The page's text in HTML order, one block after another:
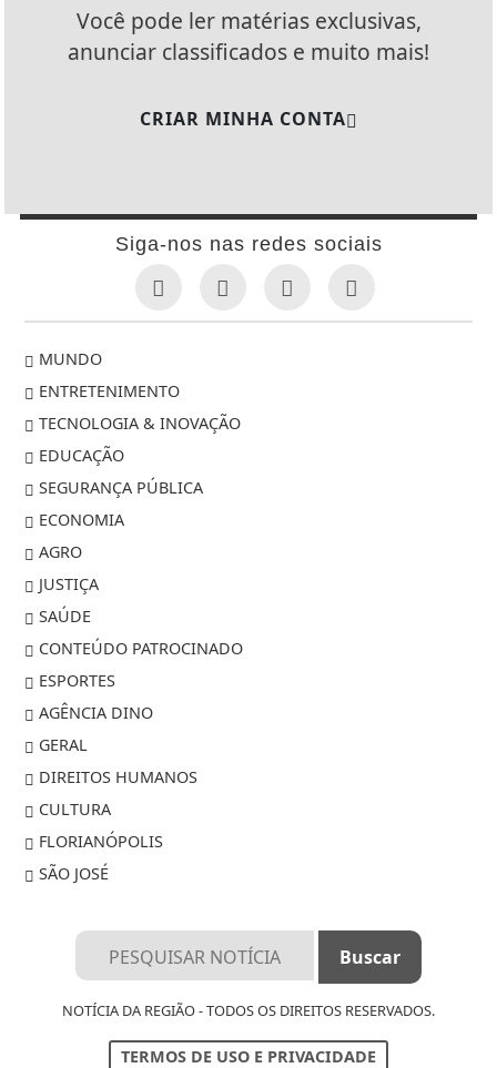
Você pode ler matérias exclusivas,
anunciar classificados e muito mais!
CRIAR MINHA CONTA
Siga-nos nas redes sociais
MUNDO
ENTRETENIMENTO
TECNOLOGIA & INOVAÇÃO
EDUCAÇÃO
SEGURANÇA PÚBLICA
ECONOMIA
AGRO
JUSTIÇA
SAÚDE
CONTEÚDO PATROCINADO
ESPORTES
AGÊNCIA DINO
GERAL
DIREITOS HUMANOS
CULTURA
FLORIANÓPOLIS
SÃO JOSÉ
NOTÍCIA DA REGIÃO - TODOS OS DIREITOS RESERVADOS.
TERMOS DE USO E PRIVACIDADE